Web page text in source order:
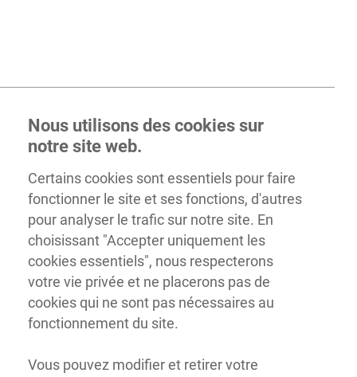
Nous utilisons des cookies sur
notre site web.
Certains cookies sont essentiels pour faire
fonctionner le site et ses fonctions, d'autres
pour analyser le trafic sur notre site. En
choisissant "Accepter uniquement les
cookies essentiels", nous respecterons
votre vie privée et ne placerons pas de
cookies qui ne sont pas nécessaires au
fonctionnement du site.
Vous pouvez modifier et retirer votre